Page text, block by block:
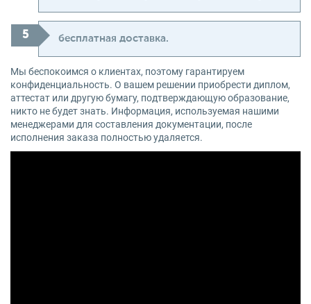
бесплатная доставка.
Мы беспокоимся о клиентах, поэтому гарантируем
конфиденциальность. О вашем решении приобрести диплом,
аттестат или другую бумагу, подтверждающую образование,
никто не будет знать. Информация, используемая нашими
менеджерами для составления документации, после
исполнения заказа полностью удаляется.